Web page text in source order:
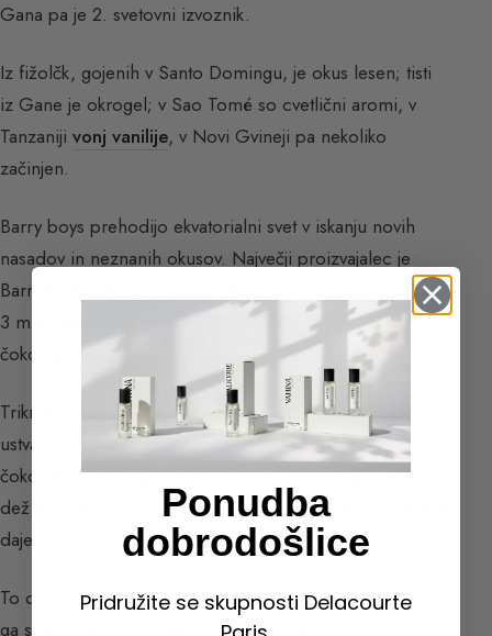
Gana pa je 2. svetovni izvoznik.
Iz fižolčk, gojenih v Santo Domingu, je okus lesen; tisti
iz Gane je okrogel; v Sao Tomé so cvetlični aromi, v
Tanzaniji vonj vanilije, v Novi Gvineji pa nekoliko
začinjen.
Barry boys prehodijo ekvatorialni svet v iskanju novih
nasadov in neznanih okusov. Največji proizvajalec je
Barry Callebut v Švici (1,2 milijona ton čokolade na leto,
3 milijarde prometa leta 2007) in je nedvomno kralj
čokolade.
Trikratno z zvezdico okronani chef REGIS MARCON je
ustvaril cel jedilnik z čokolado Alto el Sol, »grand cru«
čokolade, in je dejal: »Čokolada je kot vino: glede na
dež in sončno obsevanje so nihanja okusa lahko velika in
dajejo posebne okuse.«
To drevo ne prenese neposredne sončne svetlobe, zato
ga sadijo poleg visokih dreves, ki mu nudijo senco, kot
Ponudba
dobrodošlice
Pridružite se skupnosti Delacourte